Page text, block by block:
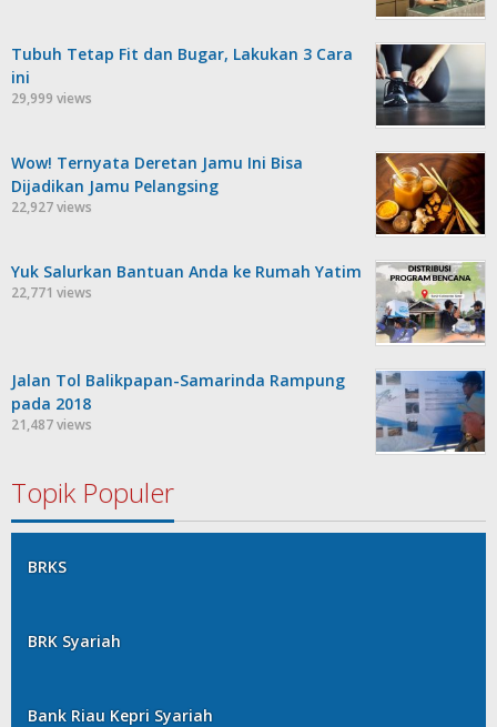
Tubuh Tetap Fit dan Bugar, Lakukan 3 Cara
ini
29,999 views
Wow! Ternyata Deretan Jamu Ini Bisa
Dijadikan Jamu Pelangsing
22,927 views
Yuk Salurkan Bantuan Anda ke Rumah Yatim
22,771 views
Jalan Tol Balikpapan-Samarinda Rampung
pada 2018
21,487 views
Topik Populer
BRKS
BRK Syariah
Bank Riau Kepri Syariah